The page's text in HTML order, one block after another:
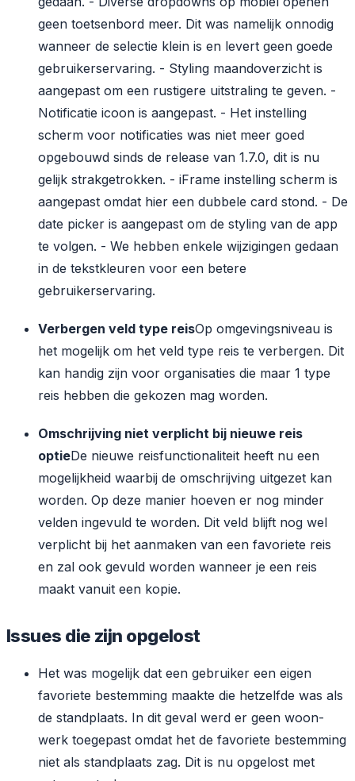
geen toetsenbord meer. Dit was namelijk onnodig
wanneer de selectie klein is en levert geen goede
gebruikerservaring. - Styling maandoverzicht is
aangepast om een rustigere uitstraling te geven. -
Notificatie icoon is aangepast. - Het instelling
scherm voor notificaties was niet meer goed
opgebouwd sinds de release van 1.7.0, dit is nu
gelijk strakgetrokken. - iFrame instelling scherm is
aangepast omdat hier een dubbele card stond. - De
date picker is aangepast om de styling van de app
te volgen. - We hebben enkele wijzigingen gedaan
in de tekstkleuren voor een betere
gebruikerservaring.
Verbergen veld type reisOp omgevingsniveau is
het mogelijk om het veld type reis te verbergen. Dit
kan handig zijn voor organisaties die maar 1 type
reis hebben die gekozen mag worden.
Omschrijving niet verplicht bij nieuwe reis
optieDe nieuwe reisfunctionaliteit heeft nu een
mogelijkheid waarbij de omschrijving uitgezet kan
worden. Op deze manier hoeven er nog minder
velden ingevuld te worden. Dit veld blijft nog wel
verplicht bij het aanmaken van een favoriete reis
en zal ook gevuld worden wanneer je een reis
maakt vanuit een kopie.
Issues die zijn opgelost
Het was mogelijk dat een gebruiker een eigen
favoriete bestemming maakte die hetzelfde was als
de standplaats. In dit geval werd er geen woon-
werk toegepast omdat het de favoriete bestemming
niet als standplaats zag. Dit is nu opgelost met